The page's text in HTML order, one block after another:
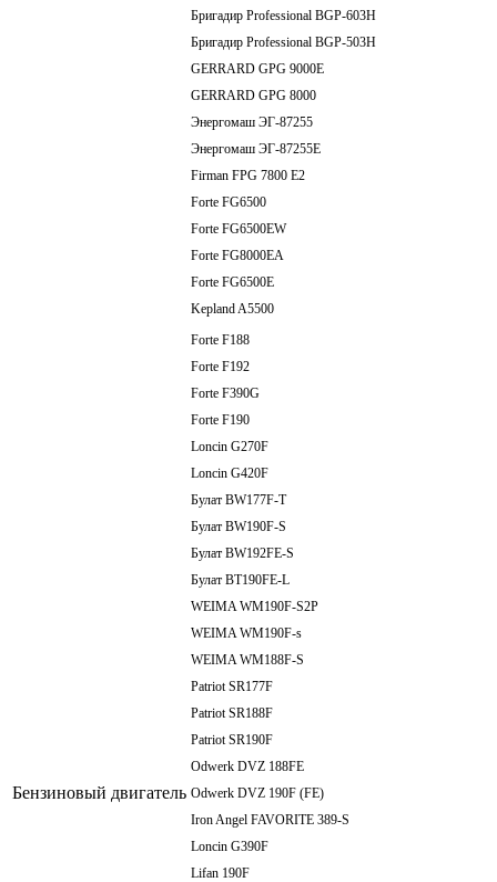
Бригадир Professional BGP-603Н
Бригадир Professional BGP-503Н
GERRARD GPG 9000E
GERRARD GPG 8000
Энергомаш ЭГ-87255
Энергомаш ЭГ-87255Е
Firman FPG 7800 E2
Forte FG6500
Forte FG6500EW
Forte FG8000EA
Forte FG6500E
Kepland A5500
Бензиновый двигатель
Forte F188
Forte F192
Forte F390G
Forte F190
Loncin G270F
Loncin G420F
Булат BW177F-Т
Булат BW190F-S
Булат BW192FE-S
Булат BТ190FЕ-L
WEIMA WM190F-S2P
WEIMA WM190F-s
WEIMA WM188F-S
Patriot SR177F
Patriot SR188F
Patriot SR190F
Odwerk DVZ 188FE
Odwerk DVZ 190F (FE)
Iron Angel FAVORITE 389-S
Loncin G390F
Lifan 190F